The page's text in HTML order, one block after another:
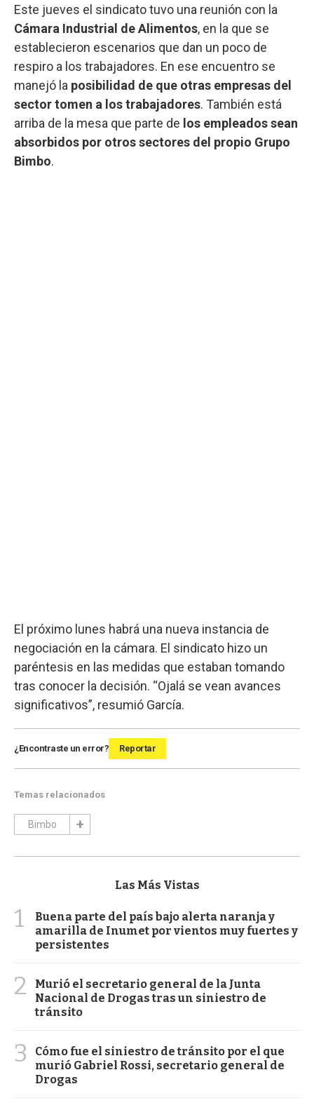
Este jueves el sindicato tuvo una reunión con la
Cámara Industrial de Alimentos, en la que se
establecieron escenarios que dan un poco de
respiro a los trabajadores. En ese encuentro se
manejó la posibilidad de que otras empresas del
sector tomen a los trabajadores. También está
arriba de la mesa que parte de los empleados sean
absorbidos por otros sectores del propio Grupo
Bimbo.
El próximo lunes habrá una nueva instancia de
negociación en la cámara. El sindicato hizo un
paréntesis en las medidas que estaban tomando
tras conocer la decisión. “Ojalá se vean avances
significativos”, resumió García.
¿Encontraste un error? Reportar
Temas relacionados
Bimbo
Las Más Vistas
1
Buena parte del país bajo alerta naranja y
amarilla de Inumet por vientos muy fuertes y
persistentes
2
Murió el secretario general de la Junta
Nacional de Drogas tras un siniestro de
tránsito
3
Cómo fue el siniestro de tránsito por el que
murió Gabriel Rossi, secretario general de
Drogas